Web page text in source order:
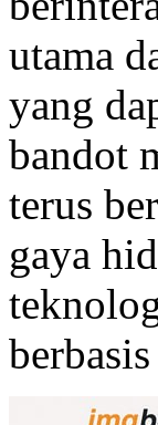
utama
yang
bandot
terus
gaya